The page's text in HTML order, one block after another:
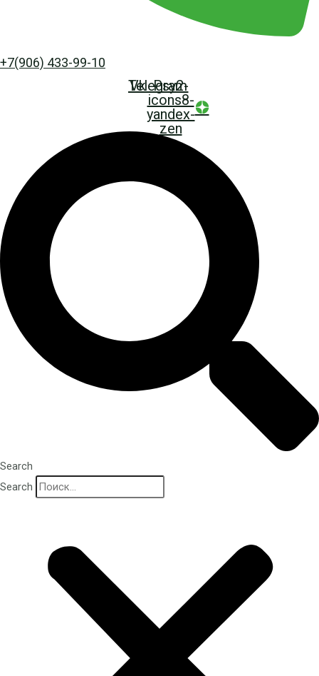
+7(906) 433-99-10
Vk
Telegram
Psy2-
icons8-
yandex-
zen
Search
Search